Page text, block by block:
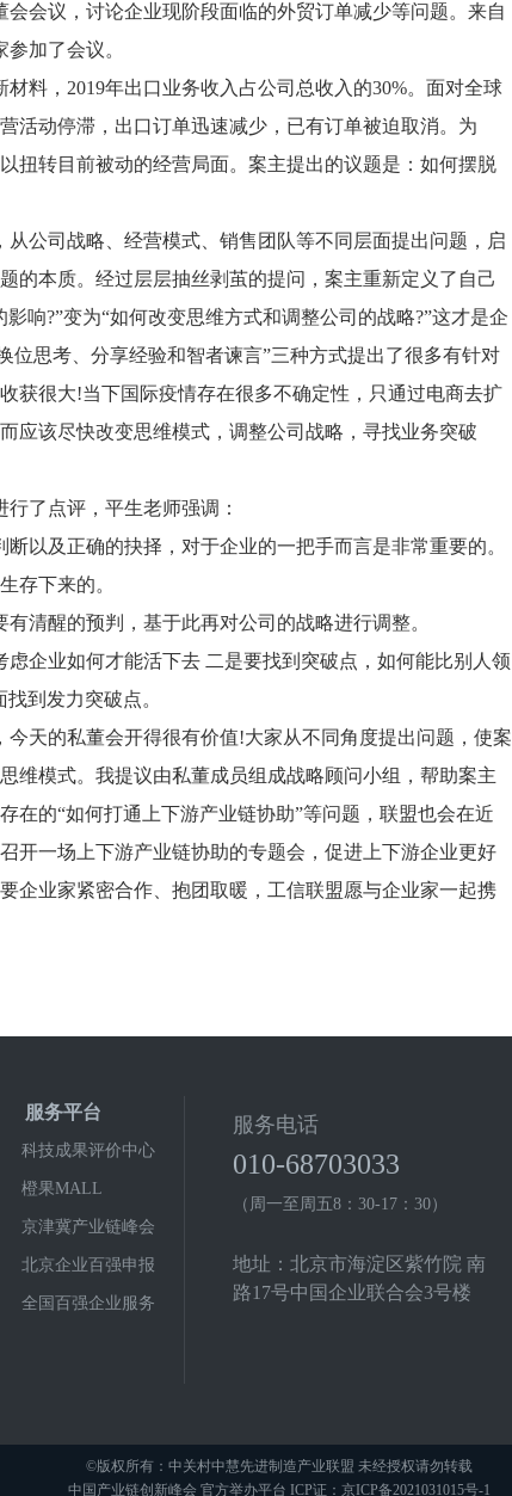
会议，讨论企业现阶段面临的外贸订单减少等问题。来自
加了会议。
料，2019年出口业务收入占公司总收入的30%。面对全球
活动停滞，出口订单迅速减少，已有订单被迫取消。为
扭转目前被动的经营局面。案主提出的议题是：如何摆脱
公司战略、经营模式、销售团队等不同层面提出问题，启
的本质。经过层层抽丝剥茧的提问，案主重新定义了自己
响?”变为“如何改变思维方式和调整公司的战略?”这才是企
位思考、分享经验和智者谏言”三种方式提出了很多有针对
获很大!当下国际疫情存在很多不确定性，只通过电商去扩
应该尽快改变思维模式，调整公司战略，寻找业务突破
了点评，平生老师强调：
以及正确的抉择，对于企业的一把手而言是非常重要的。
存下来的。
清醒的预判，基于此再对公司的战略进行调整。
企业如何才能活下去 二是要找到突破点，如何能比别人领
到发力突破点。
天的私董会开得很有价值!大家从不同角度提出问题，使案
维模式。我提议由私董成员组成战略顾问小组，帮助案主
在的“如何打通上下游产业链协助”等问题，联盟也会在近
开一场上下游产业链协助的专题会，促进上下游企业更好
企业家紧密合作、抱团取暖，工信联盟愿与企业家一起携
服务平台
科技成果评价中心
橙果MALL
京津冀产业链峰会
北京企业百强申报
全国百强企业服务
服务电话
010-68703033
（周一至周五8：30-17：30）
地址：北京市海淀区紫竹院 南
路17号中国企业联合会3号楼
©版权所有：中关村中慧先进制造产业联盟 未经授权请勿转载
中国产业链创新峰会 官方举办平台 ICP证：京ICP备2021031015号-1